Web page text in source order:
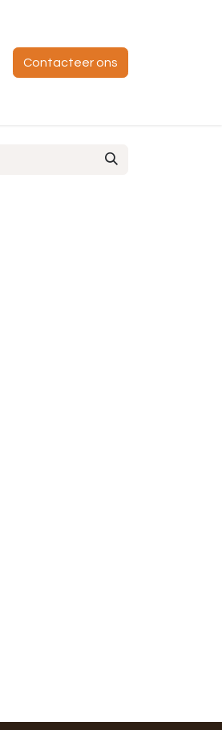
Contacteer ons